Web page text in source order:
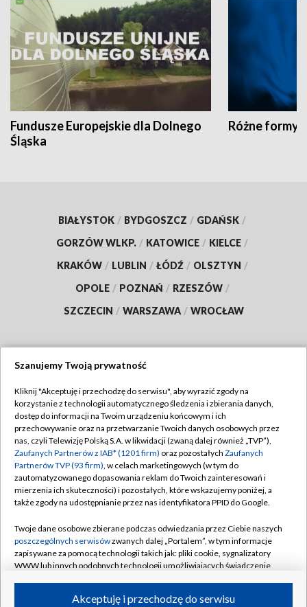
Fundusze Europejskie dla Dolnego
Śląska
Różne formy
BIAŁYSTOK / BYDGOSZCZ / GDAŃSK /
GORZÓW WLKP. / KATOWICE / KIELCE /
KRAKÓW / LUBLIN / ŁÓDŹ / OLSZTYN /
OPOLE / POZNAŃ / RZESZÓW /
SZCZECIN / WARSZAWA / WROCŁAW
TVP
Abonament TVP
Emisja w TVP
Centrum informacji TVP
Naziemna Telewizja Cyfrowa
Rada Programowa
System NOS
Informacje o nadawcy
Regulamin TVP
Polityka prywatności
Moje zgody
Pomoc
Kontakt
Kanały
Szanujemy Twoją prywatność
Kliknij "Akceptuję i przechodzę do serwisu", aby wyrazić zgody na
korzystanie z technologii automatycznego śledzenia i zbierania danych,
dostęp do informacji na Twoim urządzeniu końcowym i ich
przechowywanie oraz na przetwarzanie Twoich danych osobowych przez
nas, czyli Telewizję Polską S.A. w likwidacji (zwaną dalej również „TVP”),
Zaufanych Partnerów z IAB* (1201 firm) oraz pozostałych Zaufanych
Partnerów TVP (93 firm), w celach marketingowych (w tym do
zautomatyzowanego dopasowania reklam do Twoich zainteresowań i
mierzenia ich skuteczności) i pozostałych, które wskazujemy poniżej, a
także zgody na udostępnianie przez nas identyfikatora PPID do Google.
Twoje dane osobowe zbierane podczas odwiedzania przez Ciebie naszych
poszczególnych serwisówzwanych dalej „Portalem”, w tym informacje
zapisywane za pomocą technologii takich jak: pliki cookie, sygnalizatory
WWW lub innych podobnych technologii umożliwiających świadczenie
ruchu w Internecie.Akceptuję i przechodzę do serwisu